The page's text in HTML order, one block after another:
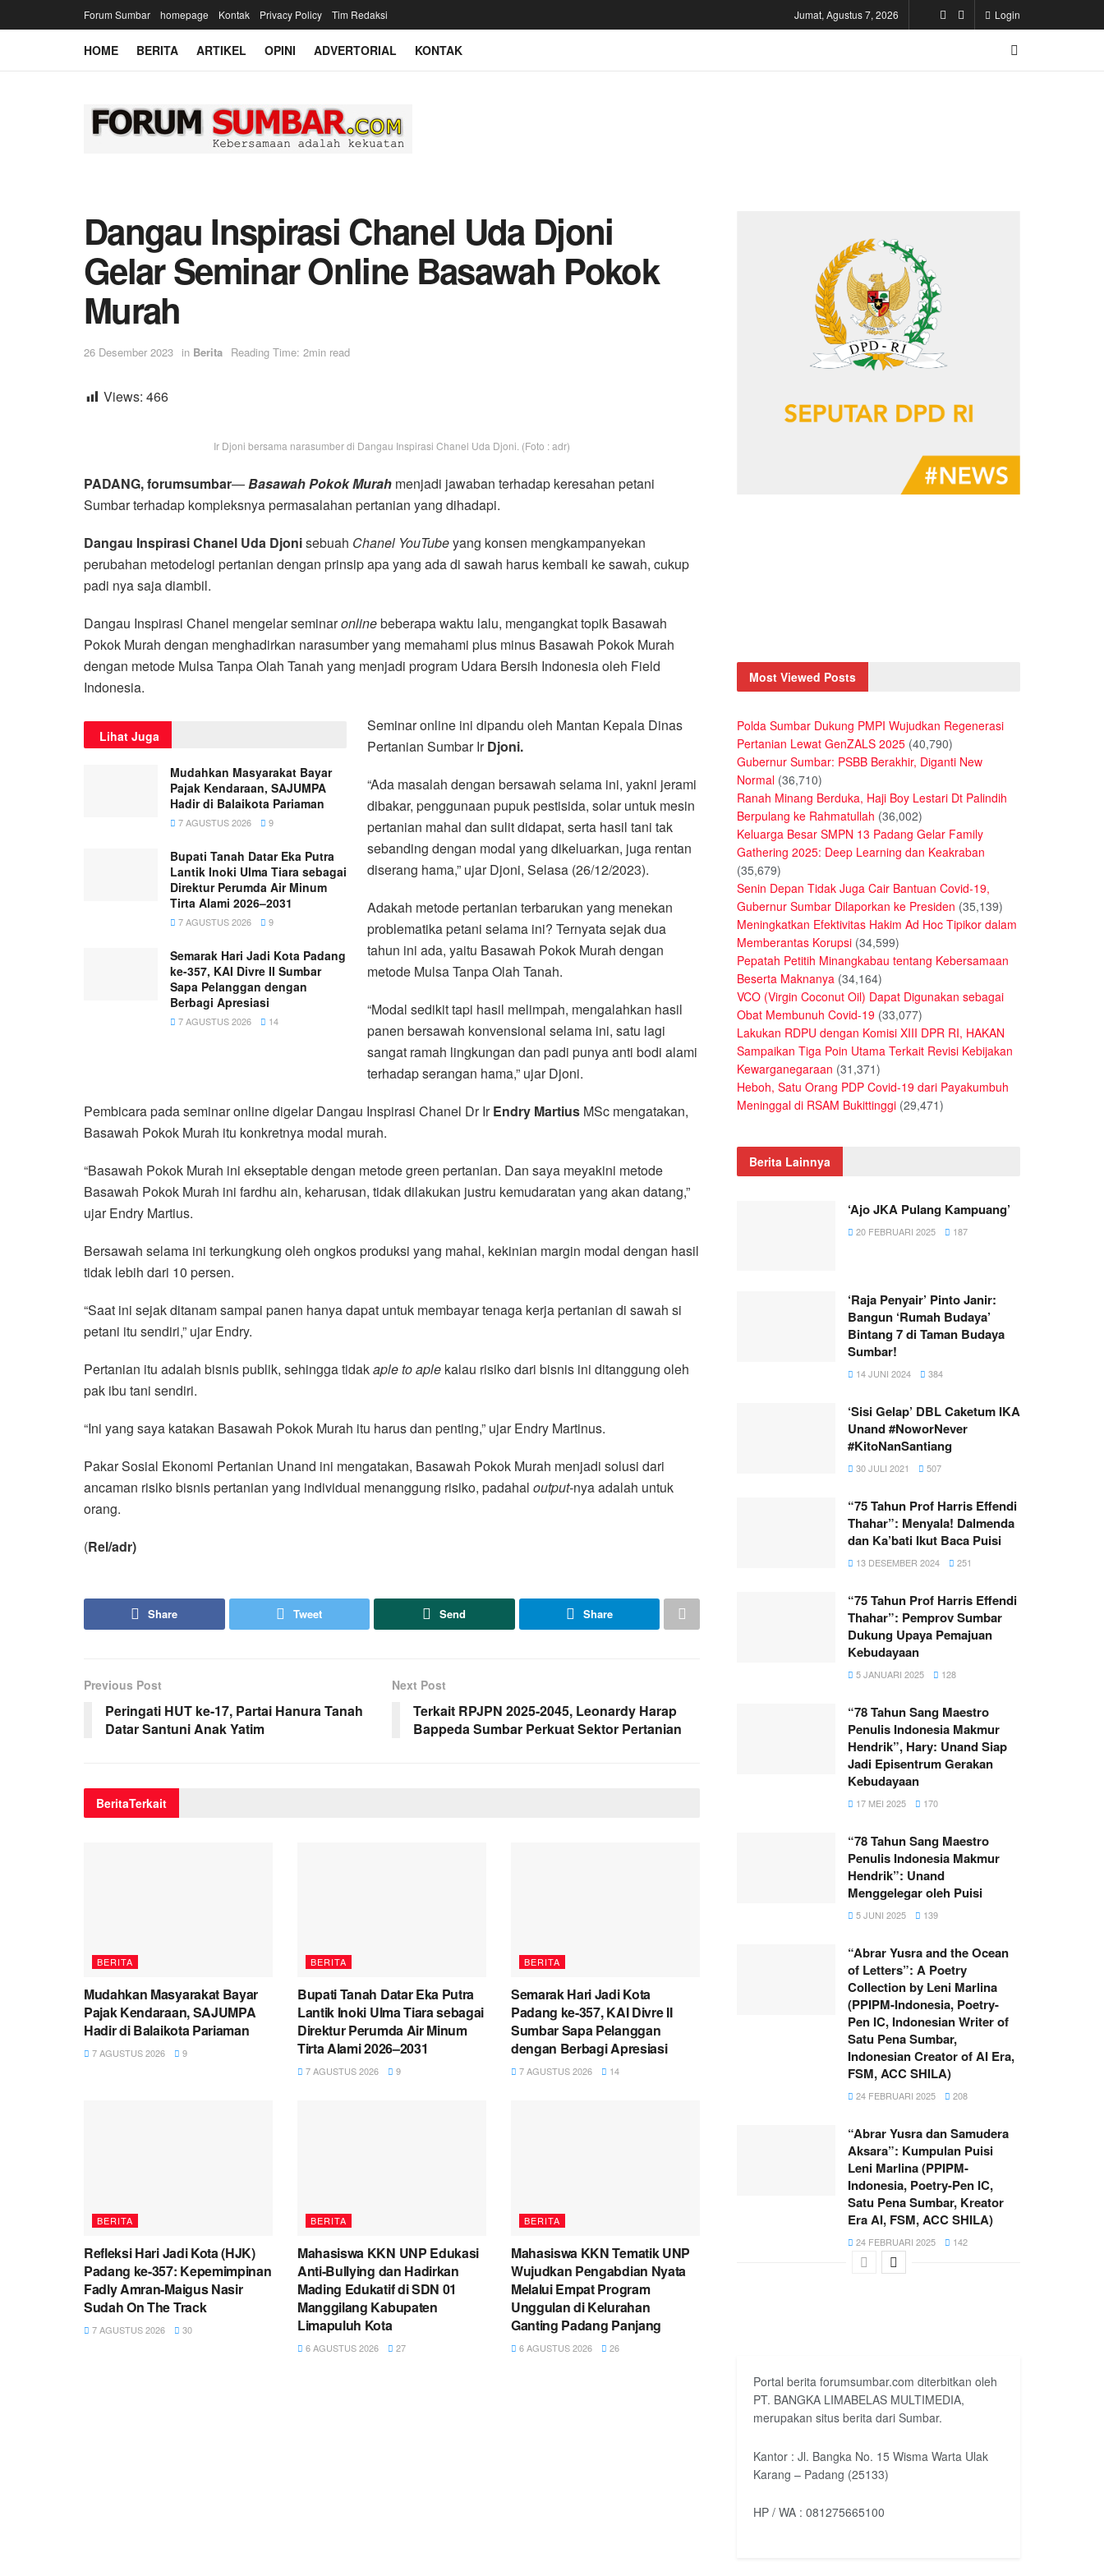
Forum Sumbar homepage Kontak Privacy Policy Tim Redaksi Jumat, Agustus 7, 2026 Login
HOME BERITA ARTIKEL OPINI ADVERTORIAL KONTAK
Dangau Inspirasi Chanel Uda Djoni
Gelar Seminar Online Basawah Pokok
Murah
26 Desember 2023 in Berita Reading Time: 2min read
Views: 466
Ir Djoni bersama narasumber di Dangau Inspirasi Chanel Uda Djoni. (Foto : adr)
PADANG, forumsumbar—Basawah Pokok Murah menjadi jawaban terhadap keresahan petani
Sumbar terhadap kompleksnya permasalahan pertanian yang dihadapi.
Dangau Inspirasi Chanel Uda Djonisebuah Chanel YouTubeyang konsen mengkampanyekan
perubahan metodelogi pertanian dengan prinsip apa yang ada di sawah harus kembali ke sawah, cukup
padi nya saja diambil.
Dangau Inspirasi Chanel mengelar seminaronlinebeberapa waktu lalu, mengangkat topik Basawah
Pokok Murah dengan menghadirkan narasumber yang memahami plus minus Basawah Pokok Murah
dengan metode Mulsa Tanpa Olah Tanah yang menjadi program Udara Bersih Indonesia oleh Field
Indonesia.
Lihat Juga
Mudahkan Masyarakat Bayar
Pajak Kendaraan, SAJUMPA
Hadir di Balaikota Pariaman
7 AGUSTUS 2026 9
Bupati Tanah Datar Eka Putra
Lantik Inoki Ulma Tiara sebagai
Direktur Perumda Air Minum
Tirta Alami 2026–2031
7 AGUSTUS 2026 9
Semarak Hari Jadi Kota Padang
ke-357, KAI Divre II Sumbar
Sapa Pelanggan dengan
Berbagi Apresiasi
7 AGUSTUS 2026 14
Seminar online ini dipandu oleh Mantan Kepala Dinas
Pertanian Sumbar IrDjoni.
“Ada masalah dengan bersawah selama ini, yakni jerami
dibakar, penggunaan pupuk pestisida, solar untuk mesin
pertanian mahal dan sulit didapat, serta hasil tani tak
sebanding dengan modal yang dikeluarkan, juga rentan
diserang hama,” ujar Djoni, Selasa (26/12/2023).
Adakah metode pertanian terbarukan yang menekan
problematika petani selama ini? Ternyata sejak dua
tahun ini ada, yaitu Basawah Pokok Murah dengan
metode Mulsa Tanpa Olah Tanah.
“Modal sedikit tapi hasil melimpah, mengalahkan hasil
panen bersawah konvensional selama ini, satu lagi
sangat ramah lingkungan dan padi punya anti bodi alami
terhadap serangan hama,” ujar Djoni.
Pembicara pada seminar online digelar Dangau Inspirasi Chanel Dr IrEndry Martius MSc mengatakan,
Basawah Pokok Murah itu konkretnya modal murah.
“Basawah Pokok Murah ini ekseptable dengan metode green pertanian. Dan saya meyakini metode
Basawah Pokok Murah ini fardhu ain, keharusan, tidak dilakukan justru kemudaratan yang akan datang,”
ujar Endry Martius.
Bersawah selama ini terkungkung oleh ongkos produksi yang mahal, kekinian margin modal dengan hasil
tidak lebih dari 10 persen.
“Saat ini sejak ditanam sampai panen hanya dapat untuk membayar tenaga kerja pertanian di sawah si
petani itu sendiri,” ujar Endry.
Pertanian itu adalah bisnis publik, sehingga tidakaple to aple kalau risiko dari bisnis ini ditanggung oleh
pak ibu tani sendiri.
“Ini yang saya katakan Basawah Pokok Murah itu harus dan penting,” ujar Endry Martinus.
Pakar Sosial Ekonomi Pertanian Unand ini mengatakan, Basawah Pokok Murah menjadi solusi dari
ancaman risiko bisnis pertanian yang individual menanggung risiko, padahal output-nya adalah untuk
orang.
(Rel/adr)
Share Tweet Send Share
Previous Post
Peringati HUT ke-17, Partai Hanura Tanah
Datar Santuni Anak Yatim
Next Post
Terkait RPJPN 2025-2045, Leonardy Harap
Bappeda Sumbar Perkuat Sektor Pertanian
BeritaTerkait
BERITA
Mudahkan Masyarakat Bayar
Pajak Kendaraan, SAJUMPA
Hadir di Balaikota Pariaman
7 AGUSTUS 2026 9
BERITA
Bupati Tanah Datar Eka Putra
Lantik Inoki Ulma Tiara sebagai
Direktur Perumda Air Minum
Tirta Alami 2026–2031
7 AGUSTUS 2026 9
BERITA
Semarak Hari Jadi Kota
Padang ke-357, KAI Divre II
Sumbar Sapa Pelanggan
dengan Berbagi Apresiasi
7 AGUSTUS 2026 14
BERITA
Refleksi Hari Jadi Kota (HJK)
Padang ke-357: Kepemimpinan
Fadly Amran-Maigus Nasir
Sudah On The Track
7 AGUSTUS 2026 30
BERITA
Mahasiswa KKN UNP Edukasi
Anti-Bullying dan Hadirkan
Mading Edukatif di SDN 01
Manggilang Kabupaten
Limapuluh Kota
6 AGUSTUS 2026 27
BERITA
Mahasiswa KKN Tematik UNP
Wujudkan Pengabdian Nyata
Melalui Empat Program
Unggulan di Kelurahan
Ganting Padang Panjang
6 AGUSTUS 2026 26
Most Viewed Posts
Polda Sumbar Dukung PMPI Wujudkan Regenerasi
Pertanian Lewat GenZALS 2025 (40,790)
Gubernur Sumbar: PSBB Berakhir, Diganti New
Normal (36,710)
Ranah Minang Berduka, Haji Boy Lestari Dt Palindih
Berpulang ke Rahmatullah (36,002)
Keluarga Besar SMPN 13 Padang Gelar Family
Gathering 2025: Deep Learning dan Keakraban
(35,679)
Senin Depan Tidak Juga Cair Bantuan Covid-19,
Gubernur Sumbar Dilaporkan ke Presiden (35,139)
Meningkatkan Efektivitas Hakim Ad Hoc Tipikor dalam
Memberantas Korupsi (34,599)
Pepatah Petitih Minangkabau tentang Kebersamaan
Beserta Maknanya (34,164)
VCO (Virgin Coconut Oil) Dapat Digunakan sebagai
Obat Membunuh Covid-19 (33,077)
Lakukan RDPU dengan Komisi XIII DPR RI, HAKAN
Sampaikan Tiga Poin Utama Terkait Revisi Kebijakan
Kewarganegaraan (31,371)
Heboh, Satu Orang PDP Covid-19 dari Payakumbuh
Meninggal di RSAM Bukittinggi (29,471)
Berita Lainnya
‘Ajo JKA Pulang Kampuang’
20 FEBRUARI 2025 187
‘Raja Penyair’ Pinto Janir:
Bangun ‘Rumah Budaya’
Bintang 7 di Taman Budaya
Sumbar!
14 JUNI 2024 384
‘Sisi Gelap’ DBL Caketum IKA
Unand #NoworNever
#KitoNanSantiang
30 JULI 2021 507
“75 Tahun Prof Harris Effendi
Thahar”: Menyala! Dalmenda
dan Ka’bati Ikut Baca Puisi
13 DESEMBER 2024 251
“75 Tahun Prof Harris Effendi
Thahar”: Pemprov Sumbar
Dukung Upaya Pemajuan
Kebudayaan
5 JANUARI 2025 128
“78 Tahun Sang Maestro
Penulis Indonesia Makmur
Hendrik”, Hary: Unand Siap
Jadi Episentrum Gerakan
Kebudayaan
17 MEI 2025 170
“78 Tahun Sang Maestro
Penulis Indonesia Makmur
Hendrik”: Unand
Menggelegar oleh Puisi
5 JUNI 2025 139
“Abrar Yusra and the Ocean
of Letters”: A Poetry
Collection by Leni Marlina
(PPIPM-Indonesia, Poetry-
Pen IC, Indonesian Writer of
Satu Pena Sumbar,
Indonesian Creator of AI Era,
FSM, ACC SHILA)
24 FEBRUARI 2025 208
“Abrar Yusra dan Samudera
Aksara”: Kumpulan Puisi
Leni Marlina (PPIPM-
Indonesia, Poetry-Pen IC,
Satu Pena Sumbar, Kreator
Era AI, FSM, ACC SHILA)
24 FEBRUARI 2025 142
Portal berita forumsumbar.com diterbitkan oleh
PT. BANGKA LIMABELAS MULTIMEDIA,
merupakan situs berita dari Sumbar.
Kantor : Jl. Bangka No. 15 Wisma Warta Ulak
Karang – Padang (25133)
HP / WA : 081275665100